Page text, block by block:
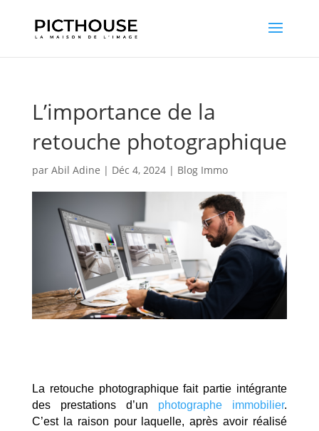
L’importance de la
retouche photographique
par Abil Adine | Déc 4, 2024| Blog Immo
La retouche photographique fait partie intégrante
des prestations d’un photographe immobilier.
C’est la raison pour laquelle, après avoir réalisé